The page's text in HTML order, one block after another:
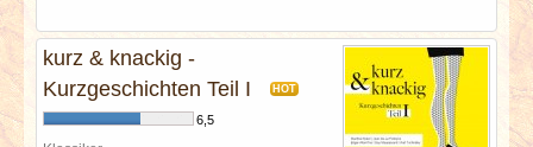
kurz & knackig -
Kurzgeschichten Teil I
HOT
6,5